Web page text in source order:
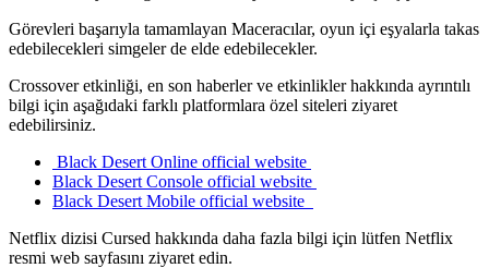
Görevleri başarıyla tamamlayan Maceracılar, oyun içi eşyalarla takas
edebilecekleri simgeler de elde edebilecekler.
Crossover etkinliği, en son haberler ve etkinlikler hakkında ayrıntılı
bilgi için aşağıdaki farklı platformlara özel siteleri ziyaret
edebilirsiniz.
Black Desert Online official website
Black Desert Console official website
Black Desert Mobile official website
Netflix dizisi Cursed hakkında daha fazla bilgi için lütfen Netflix
resmi web sayfasını ziyaret edin.